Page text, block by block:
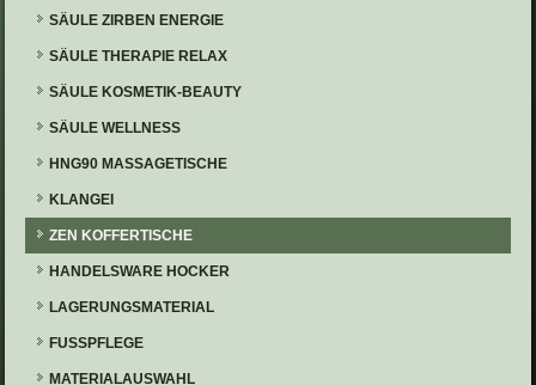
SÄULE ZIRBEN ENERGIE
SÄULE THERAPIE RELAX
SÄULE KOSMETIK-BEAUTY
SÄULE WELLNESS
HNG90 MASSAGETISCHE
KLANGEI
ZEN KOFFERTISCHE
HANDELSWARE HOCKER
LAGERUNGSMATERIAL
FUSSPFLEGE
MATERIALAUSWAHL